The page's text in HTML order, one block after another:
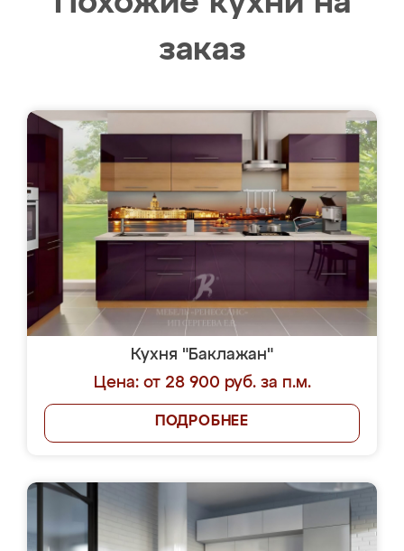
заказ
Кухня "Баклажан"
Цена: от 28 900 руб. за п.м.
ПОДРОБНЕЕ